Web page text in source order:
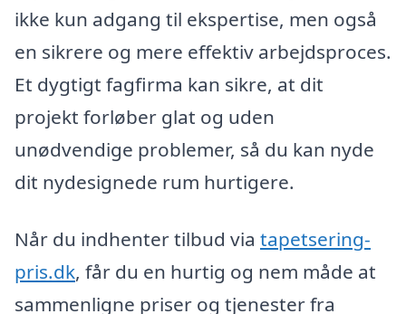
ikke kun adgang til ekspertise, men også
en sikrere og mere effektiv arbejdsproces.
Et dygtigt fagfirma kan sikre, at dit
projekt forløber glat og uden
unødvendige problemer, så du kan nyde
dit nydesignede rum hurtigere.
Når du indhenter tilbud via tapetsering-
pris.dk, får du en hurtig og nem måde at
sammenligne priser og tjenester fra